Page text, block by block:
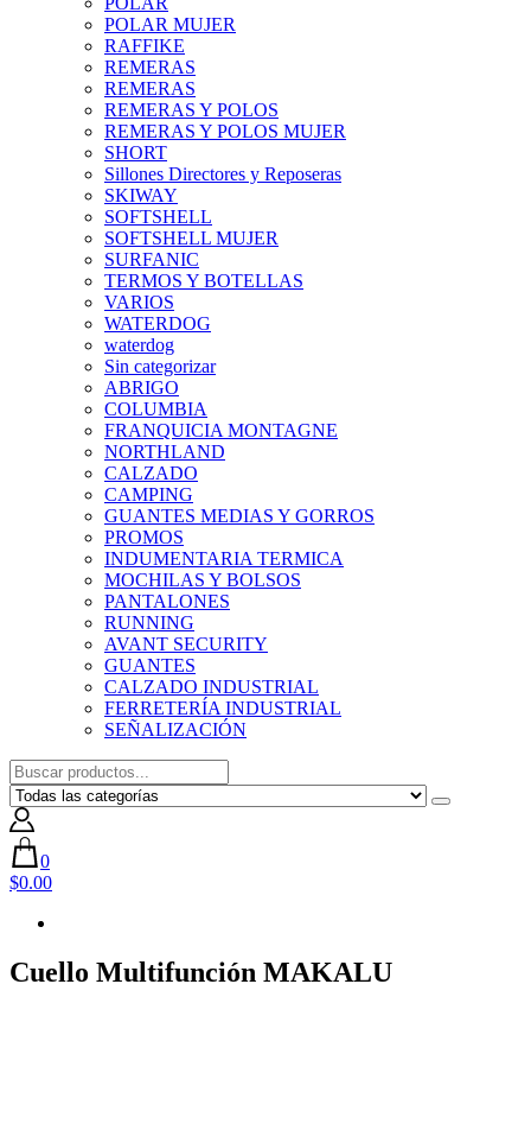
POLAR MUJER
RAFFIKE
REMERAS
REMERAS
REMERAS Y POLOS
REMERAS Y POLOS MUJER
SHORT
Sillones Directores y Reposeras
SKIWAY
SOFTSHELL
SOFTSHELL MUJER
SURFANIC
TERMOS Y BOTELLAS
VARIOS
WATERDOG
waterdog
Sin categorizar
ABRIGO
COLUMBIA
FRANQUICIA MONTAGNE
NORTHLAND
CALZADO
CAMPING
GUANTES MEDIAS Y GORROS
PROMOS
INDUMENTARIA TERMICA
MOCHILAS Y BOLSOS
PANTALONES
RUNNING
AVANT SECURITY
GUANTES
CALZADO INDUSTRIAL
FERRETERÍA INDUSTRIAL
SEÑALIZACIÓN
0
$0.00
Cuello Multifunción MAKALU